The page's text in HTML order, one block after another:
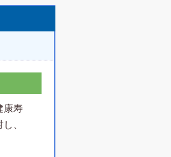
康寿
、